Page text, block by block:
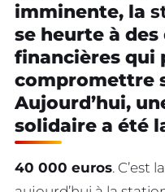
imminente, la
se heurte à
financières qui
compromettre
Aujourd’hui,
solidaire a été
40 000 euros. C’est